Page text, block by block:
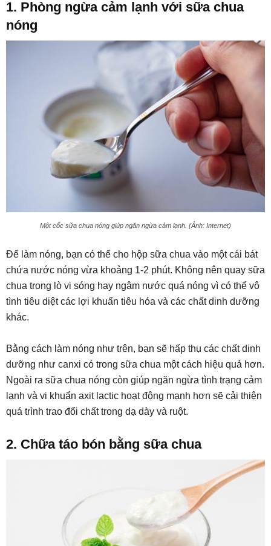
1. Phòng ngừa cảm lạnh với sữa chua
nóng
Một cốc sữa chua nóng giúp ngăn ngừa cảm lạnh. (Ảnh: Internet)
Để làm nóng, bạn có thể cho hộp sữa chua vào một cái bát
chứa nước nóng vừa khoảng 1-2 phút. Không nên quay sữa
chua trong lò vi sóng hay ngâm nước quá nóng vì có thể vô
tình tiêu diệt các lợi khuẩn tiêu hóa và các chất dinh dưỡng
khác.
Bằng cách làm nóng như trên, bạn sẽ hấp thụ các chất dinh
dưỡng như canxi có trong sữa chua một cách hiệu quả hơn.
Ngoài ra sữa chua nóng còn giúp ngăn ngừa tình trạng cảm
lạnh và vi khuẩn axit lactic hoạt động mạnh hơn sẽ cải thiện
quá trình trao đổi chất trong dạ dày và ruột.
2. Chữa táo bón bằng sữa chua